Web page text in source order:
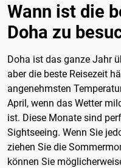
Wann ist die
Doha zu
Doha ist das ganze Jahr
aber die beste Reisezeit
angenehmsten
April, wenn das Wetter
ist. Diese Monate sind
Sightseeing. Wenn Sie
ziehen Sie die
können Sie